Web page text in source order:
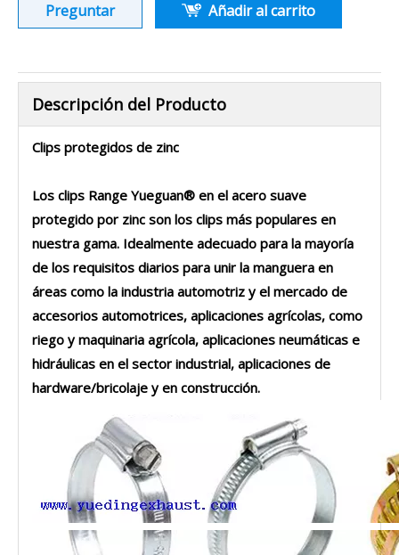
Preguntar Añadir al carrito
Descripción del Producto
Clips protegidos de zinc
Los clips Range Yueguan® en el acero suave
protegido por zinc son los clips más populares en
nuestra gama. Idealmente adecuado para la mayoría
de los requisitos diarios para unir la manguera en
áreas como la industria automotriz y el mercado de
accesorios automotrices, aplicaciones agrícolas, como
riego y maquinaria agrícola, aplicaciones neumáticas e
hidráulicas en el sector industrial, aplicaciones de
hardware/bricolaje y en construcción.